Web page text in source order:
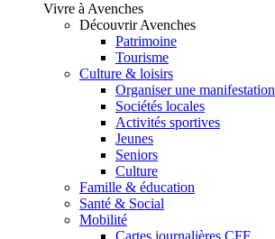
Vivre à Avenches
Découvrir Avenches
Patrimoine
Tourisme
Culture & loisirs
Organiser une manifestation
Sociétés locales
Activités sportives
Jeunes
Seniors
Culture
Famille & éducation
Santé & Social
Mobilité
Cartes journalières CFF